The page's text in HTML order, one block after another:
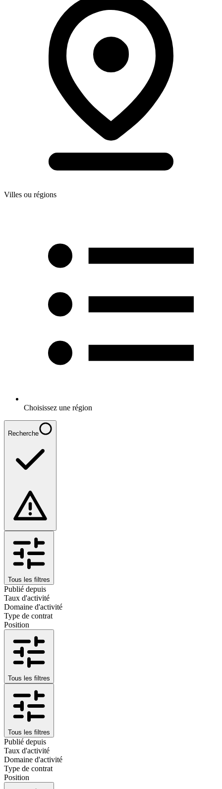
Villes ou régions
Choisissez une région
Recherche
Tous les filtres
Publié depuis
Taux d'activité
Domaine d'activité
Type de contrat
Position
Tous les filtres
Tous les filtres
Publié depuis
Taux d'activité
Domaine d'activité
Type de contrat
Position